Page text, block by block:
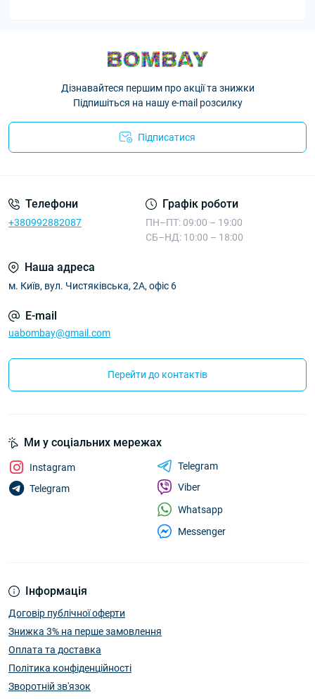
Дізнавайтеся першим про акції та знижки
Підпишіться на нашу e-mail розсилку
Підписатися
Телефони
+380992882087
Графік роботи
ПН–ПТ: 09:00 – 19:00
СБ–НД: 10:00 – 18:00
Наша адреса
м. Київ, вул. Чистяківська, 2А, офіс 6
E-mail
uabombay@gmail.com
Перейти до контактів
Інформація
Договір публічної оферти
Знижка 3% на перше замовлення
Оплата та доставка
Політика конфіденційності
Зворотній зв'язок
Ми у соціальних мережах
Instagram
Telegram
Telegram
Viber
Whatsapp
Messenger